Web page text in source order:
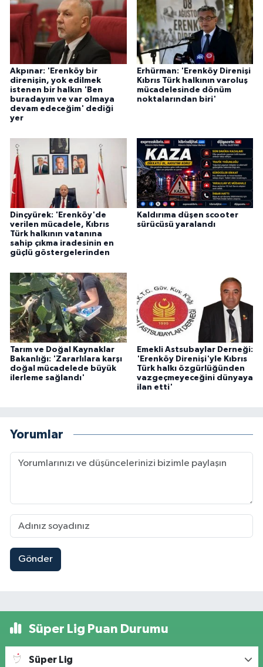
Akpınar: 'Erenköy bir
direnişin, yok edilmek
istenen bir halkın 'Ben
buradayım ve var olmaya
devam edeceğim' dediği
yer
Erhürman: 'Erenköy Direnişi
Kıbrıs Türk halkının varoluş
mücadelesinde dönüm
noktalarından biri'
Dinçyürek: 'Erenköy'de
verilen mücadele, Kıbrıs
Türk halkının vatanına
sahip çıkma iradesinin en
güçlü göstergelerinden
Kaldırıma düşen scooter
sürücüsü yaralandı
Tarım ve Doğal Kaynaklar
Bakanlığı: 'Zararlılara karşı
doğal mücadelede büyük
ilerleme sağlandı'
Emekli Astsubaylar Derneği:
'Erenköy Direnişi'yle Kıbrıs
Türk halkı özgürlüğünden
vazgeçmeyeceğini dünyaya
ilan etti'
Yorumlar
Gönder
Süper Lig Puan Durumu
Süper Lig